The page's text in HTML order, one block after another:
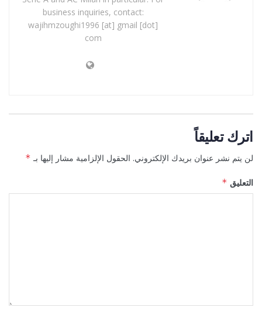
business inquiries, contact:
wajihmzoughi1996 [at] gmail [dot]
com
اترك تعليقاً
لن يتم نشر عنوان بريدك الإلكتروني. الحقول الإلزامية مشار إليها بـ *
التعليق *